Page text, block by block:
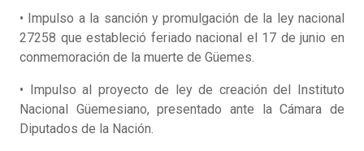
• Impulso a la sanción y promulgación de la ley nacional
27258 que estableció feriado nacional el 17 de junio en
conmemoración de la muerte de Güemes.
• Impulso al proyecto de ley de creación del Instituto
Nacional Güemesiano, presentado ante la Cámara de
Diputados de la Nación.